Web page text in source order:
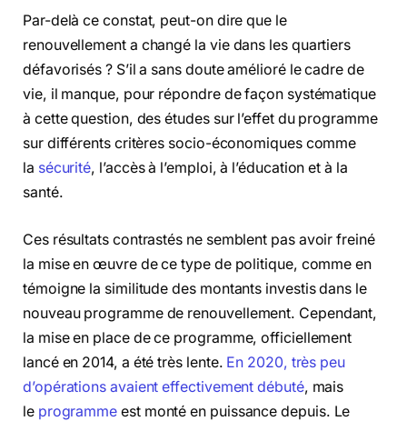
Par-delà ce constat, peut-on dire que le
renouvellement a changé la vie dans les quartiers
défavorisés ? S’il a sans doute amélioré le cadre de
vie, il manque, pour répondre de façon systématique
à cette question, des études sur l’effet du programme
sur différents critères socio-économiques comme
la sécurité, l’accès à l’emploi, à l’éducation et à la
santé.
Ces résultats contrastés ne semblent pas avoir freiné
la mise en œuvre de ce type de politique, comme en
témoigne la similitude des montants investis dans le
nouveau programme de renouvellement. Cependant,
la mise en place de ce programme, officiellement
lancé en 2014, a été très lente. En 2020, très peu
d’opérations avaient effectivement débuté, mais
le programme est monté en puissance depuis. Le